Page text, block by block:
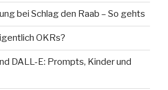
bei Schlag den Raab – So gehts
OKRs?
DALL-E: Prompts, Kinder und